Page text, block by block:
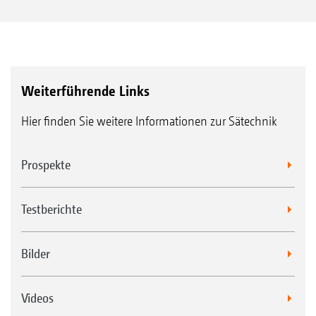
Weiterführende Links
Hier finden Sie weitere Informationen zur Sätechnik
Prospekte
Testberichte
Bilder
Videos